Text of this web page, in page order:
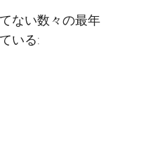
ない数々の最年
いる: